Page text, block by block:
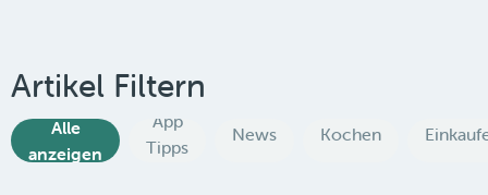
Artikel Filtern
Alle
anzeigen
App
Tipps
News Kochen